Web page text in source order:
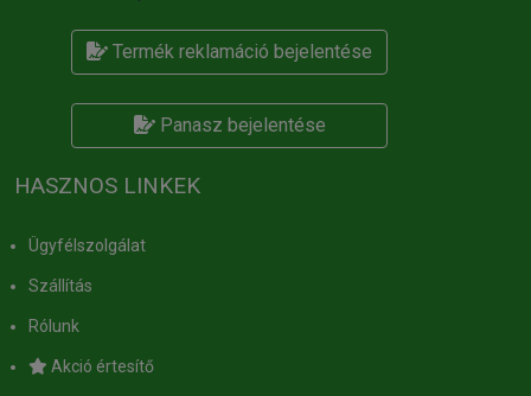
Termék reklamáció bejelentése
Panasz bejelentése
HASZNOS LINKEK
Ügyfélszolgálat
Szállítás
Rólunk
Akció értesítő